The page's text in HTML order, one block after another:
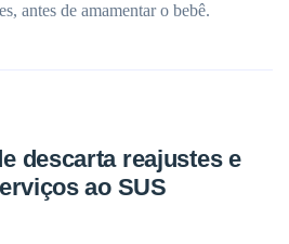
antes de amamentar o bebê.
descarta reajustes e
ao SUS